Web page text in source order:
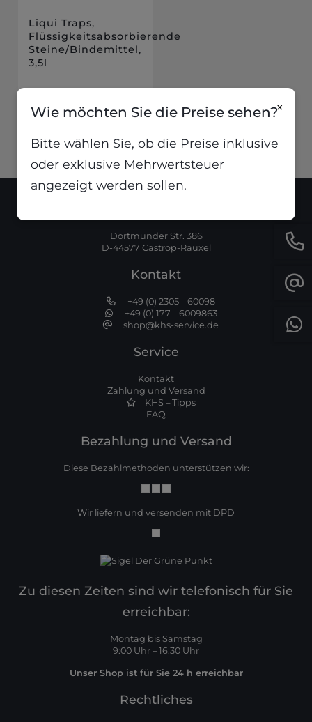
×
Wie möchten Sie die Preise sehen?
Bitte wählen Sie, ob die Preise inklusive
oder exklusive Mehrwertsteuer
angezeigt werden sollen.
Liqui Traps,
Flüssigkeitsabsorbierende
Steine/Bindemittel,
3,5l
Dortmunder Str. 386
D-44577 Castrop-Rauxel
Kontakt
+49 (0) 2305 – 60098
+49 (0) 177 – 6009863
shop@khs-service.de
Service
Kontakt
Zahlung und Versand
KHS – Tipps
FAQ
Bezahlung und Versand
Diese Bezahlmethoden unterstützen wir:
Wir liefern und versenden mit DPD
Zu diesen Zeiten sind wir telefonisch für Sie
erreichbar:
Montag bis Samstag
9:00 Uhr – 16:30 Uhr
Unser Shop ist für Sie 24 h erreichbar
Rechtliches